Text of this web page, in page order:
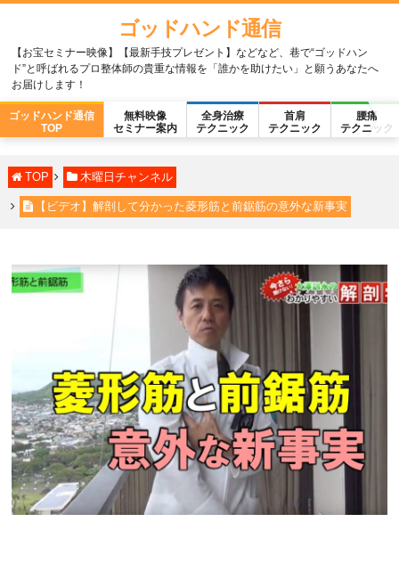
ゴッドハンド通信
【お宝セミナー映像】【最新手技プレゼント】などなど、巷で“ゴッドハン
ド”と呼ばれるプロ整体師の貴重な情報を「誰かを助けたい」と願うあなたへ
お届けします！
ゴッドハンド通信
TOP
無料映像
セミナー案内
全身治療
テクニック
首肩
テクニック
腰痛
テクニック
TOP 木曜日チャンネル
【ビデオ】解剖して分かった菱形筋と前鋸筋の意外な新事実